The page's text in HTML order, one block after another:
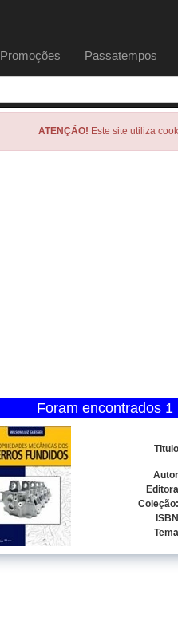
Promoções Passatempos
ATENÇÃO! Este site utiliza
Foram encontrados